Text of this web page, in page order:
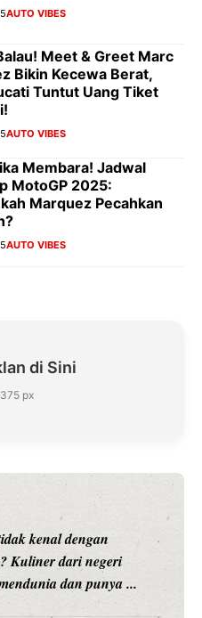
AUTO VIBES
Meet & Greet Marc
Bikin Kecewa Berat,
Tuntut Uang Tiket
AUTO VIBES
Membara! Jadwal
MotoGP 2025:
Marquez Pecahkan
AUTO VIBES
di Sini
px
dua nama besar di dunia
Vicky Prasetyo, kini
...